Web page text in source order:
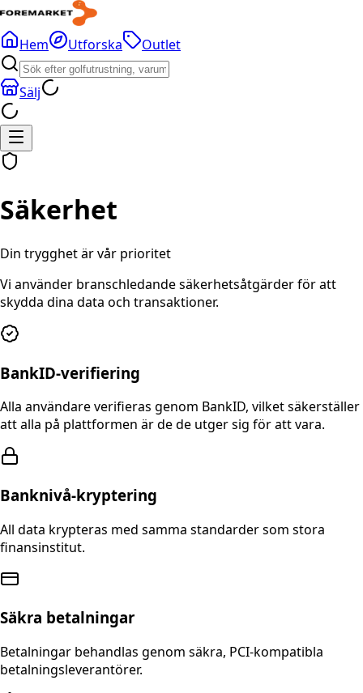
Hem Utforska Outlet
Sälj
Säkerhet
Din trygghet är vår prioritet
Vi använder branschledande säkerhetsåtgärder för att
skydda dina data och transaktioner.
BankID-verifiering
Alla användare verifieras genom BankID, vilket säkerställer
att alla på plattformen är de de utger sig för att vara.
Banknivå-kryptering
All data krypteras med samma standarder som stora
finansinstitut.
Säkra betalningar
Betalningar behandlas genom säkra, PCI-kompatibla
betalningsleverantörer.